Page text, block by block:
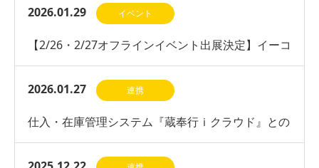
ネットショップ管理部門で…
2026.01.29 イベント
【2/26・2/27オフラインイベント出展決定】イーコ
マースフェア 東京 2026に出展いたします
2026.01.27 連携
仕入・在庫管理システム『蔵奉行ｉクラウド』との
連携を開始